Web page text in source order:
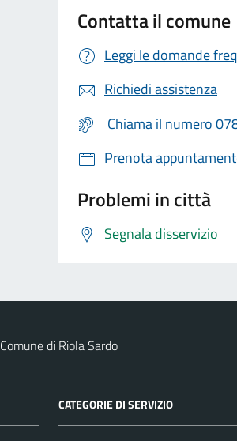
Contatta il comune
Leggi le domande
Richiedi assistenza
Chiama il numero
Prenota
Problemi in città
Segnala disservizio
Comune di Riola Sardo
CATEGORIE DI SERVIZIO